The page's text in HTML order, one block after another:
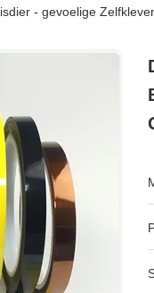
- gevoelige